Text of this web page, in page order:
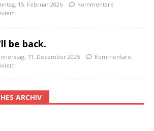
15. Februar 2026
Kommentare
be back.
11. Dezember 2025
Kommentare
ARCHIV